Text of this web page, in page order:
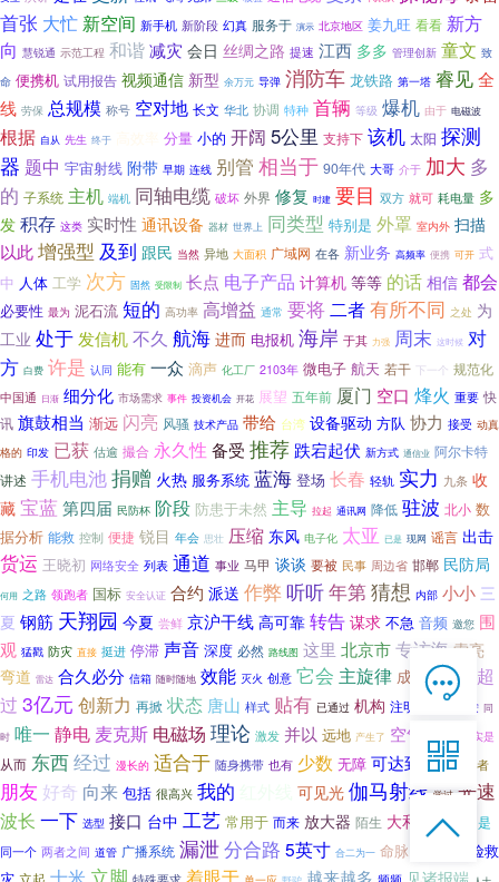
首张 大忙 新空间 新手机 新阶段 幻真 服务于 演示 北京地区 姜九旺 看看 新方
向 慧锐通 示范工程 和谐减灾 会日 丝绸之路 提速 江西 多多 管理创新 童文 致
命 便携机 试用报告 视频通信 新型 余万元 导弹 消防车 龙铁路 第一塔 睿见全
线 劳保 总规模 称号 空对地 长文 华北 协调 特种 首辆 等级 爆机 由于 电磁波
根据 自从 先生 终于 分量 小的 开阔 5公里 支持下 该机 太阳 探测
器 题中 宇宙射线 附带 早期 连线 别管 相当于 90年代 大哥 介于 加大 多
的 子系统 主机 端机 同轴电缆 破坏 外界 修复 时建 要目 双方 就可 耗电量 多
发 积存 这类 实时性 通讯设备 器材 世界上 同类型 特别是 外罩 室内外 扫描
以此增强型 及到 跟民 当然 异地 大面积 广域网 在各 新业务 高频率 便携 可开 式
中 人体 工学 次方 固然 受限制 长点 电子产品 计算机 等等 的话 相信 都会
必要性 最为 泥石流 短的 高功率 高增益 通常 要将 二者有所不同 之处 为
工业 处于 发信机不久 航海 进而 电报机 海岸 于其 力强 周末 这时候 对
方 白费 许是 认同 能有 一众 滴声 化工厂 2103年 微电子 航天 若干 下一个 规范化
中国通 日渐 细分化 市场需求 事件 投资机会 开花 展望 五年前 厦门 空口 烽火 重要 快
讯 旗鼓相当 渐远 闪亮 风骚 技术产品 带给 台湾 设备驱动 方队 协力 接受 动真
格的 印发 已获 估逾 撮合 永久性 备受 推荐 跌宕起伏 新方式 通信业 阿尔卡特
讲述 手机电池捐赠 火热 服务系统 蓝海 登场 长春 轻轨 实力 九条 收
藏 宝蓝 第四届 民防杯 阶段 防患于未然 主导 拉起 通讯网 降低 驻波 北小 数
据分析 能救 控制 便捷 锐目 年会 思壮 压缩 东风 电子化 太亚 已是 现网 谣言 出击
货运 王晓初 网络安全 列表 通道 事业 马甲 谈谈 要被 民事 周边省 邯郸 民防局
何用 之路 领跑者 国标 安全认证 合约 派送 作弊听听年第猜想 内部 小小 三
夏 钢筋 天翔园 今夏 尝鲜 京沪干线 高可靠 转告 谋求 不急 音频 邀您 围
观 猛戳 防灾 直接 挺进 停滞 声音 深度 必然 路线图 这里 北京市专访海 索亮
弯道 雷达 合久必分 信箱 随时随地 效能 灭火 创意 它会 主旋律 成本 持股 不超
过 3亿元 创新力 再掀 状态 唐山 样式 贴有 已通过 机构 注明 不能按 同
时 唯一 静电 麦克斯 电磁场 理论 激发 并以 远地 产生了 空气 实是
从而 东西经过 漫长的 适合于 随身携带 也有 少数 无障 可达到 命运 旅行者
朋友 好奇 向来 包括 很高兴 我的 可见光 伽马射线 学过 光速
波长 一下 选型 接口 台中 工艺 常用于 而来 放大器 陌生 大和 突显 它是
同一个 两者之间 道管 广播系统 漏泄分合路 5英寸 合二为一 命脉
抢险救
立脚 越来越多 见诸报端


在线客服
7*12 QQ在线，服务咨询

服务热线
恭候聆听，023-86382199手机直接点击

